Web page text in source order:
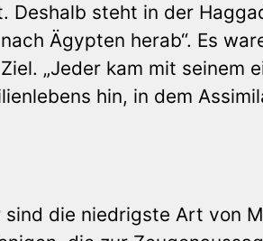
steht in der
Ägypten herab“. Es
„Jeder kam mit seinem
hin, in dem
die niedrigste Art von